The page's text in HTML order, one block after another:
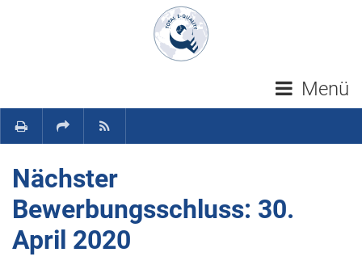
Navigation überspringen
Menü
Nächster
Bewerbungsschluss: 30.
April 2020